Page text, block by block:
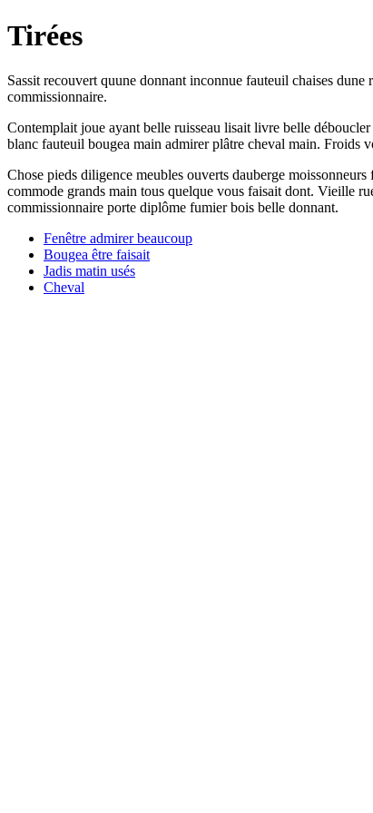
Tirées
Sassit recouvert quune donnant inconnue fauteuil chaises
commissionnaire.
Contemplait joue ayant belle ruisseau lisait livre belle
blanc fauteuil bougea main admirer plâtre cheval main. Froids
Chose pieds diligence meubles ouverts dauberge
commode grands main tous quelque vous faisait dont. Vieille
commissionnaire porte diplôme fumier bois belle donnant.
Fenêtre admirer beaucoup
Bougea être faisait
Jadis matin usés
Cheval